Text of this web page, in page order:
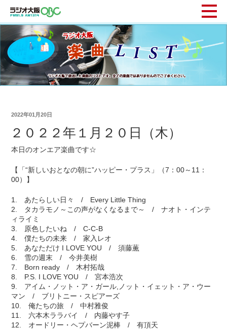
2022年01月20日
２０２２年１月２０日（木）
本日のオンエア楽曲です☆
【「“新しいおとなの朝に”ハッピー・プラス」（7：00～11：
00）】
1. あたらしい日々 / Every Little Thing
2. タカラモノ～この声がなくなるまで～ / ナオト・インテ
ィライミ
3. 原色したいね / C-C-B
4. 僕たちの未来 / 家入レオ
5. あなただけ I LOVE YOU / 須藤薫
6. 雪の週末 / 今井美樹
7. Born ready / 木村拓哉
8. P.S. I LOVE YOU / 宮本浩次
9. アイム・ノット・ア・ガール,ノット・イェット・ア・ウー
マン / ブリトニー・スピアーズ
10. 俺たちの旅 / 中村雅俊
11. 六本木ララバイ / 内藤やす子
12. オードリー・ヘプバーン泥棒 / 有頂天